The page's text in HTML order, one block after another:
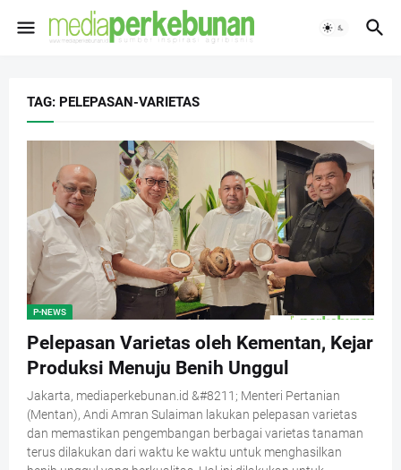
TAG: PELEPASAN-VARIETAS
P-NEWS
Pelepasan Varietas oleh Kementan, Kejar
Produksi Menuju Benih Unggul
Jakarta, mediaperkebunan.id &#8211; Menteri Pertanian
(Mentan), Andi Amran Sulaiman lakukan pelepasan varietas
dan memastikan pengembangan berbagai varietas tanaman
terus dilakukan dari waktu ke waktu untuk menghasilkan